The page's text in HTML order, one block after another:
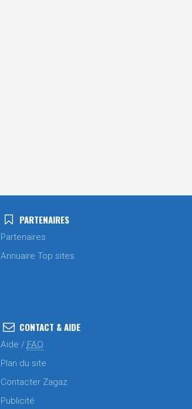
PARTENAIRES
Partenaires
Annuaire Top sites
CONTACT & AIDE
Aide / FAQ
Plan du site
Contacter Zagaz
Publicité